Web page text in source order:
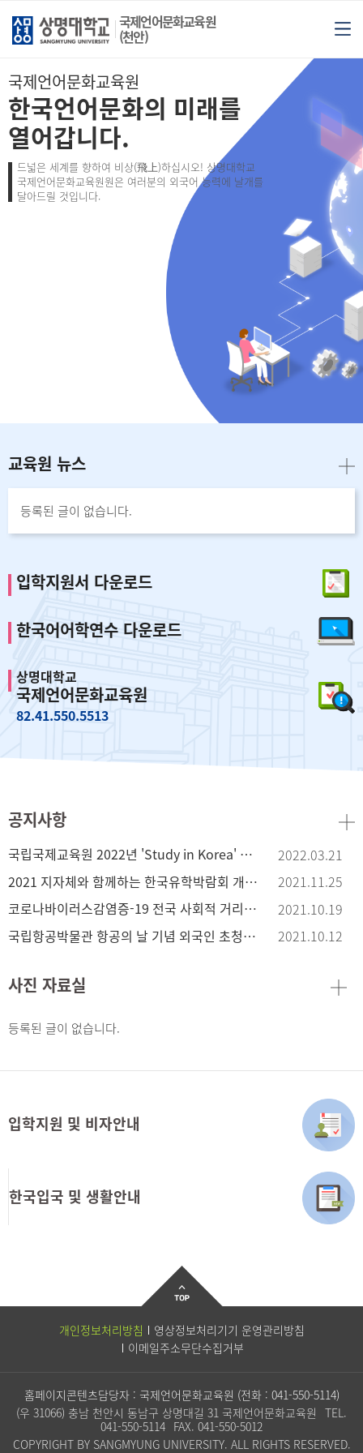
국제언어문화교육원
(천안)
국제언어문화교육원
한국언어문화의 미래를
열어갑니다.
드넓은 세계를 향하여 비상(飛上)하십시오! 상명대학교
국제언어문화교육원원은 여러분의 외국어 능력에 날개를
달아드릴 것입니다.
교육원 뉴스
등록된 글이 없습니다.
입학지원서 다운로드
한국어어학연수 다운로드
상명대학교
국제언어문화교육원
82.41.550.5513
공지사항
국립국제교육원 2022년 'Study in Korea' 서포터즈 모집
2022.03.21
2021 지자체와 함께하는 한국유학박람회 개최 안내
2021.11.25
코로나바이러스감염증-19 전국 사회적 거리두기 연장 안내
2021.10.19
국립항공박물관 항공의 날 기념 외국인 초청 행사 안내
2021.10.12
사진 자료실
등록된 글이 없습니다.
입학지원 및 비자안내
한국입국 및 생활안내
개인정보처리방침
영상정보처리기기 운영관리방침
이메일주소무단수집거부
홈페이지콘텐츠담당자 : 국제언어문화교육원 (전화 : 041-550-5114)
(우 31066) 충남 천안시 동남구 상명대길 31 국제언어문화교육원 TEL.
041-550-5114 FAX. 041-550-5012
COPYRIGHT BY SANGMYUNG UNIVERSITY. ALL RIGHTS RESERVED.